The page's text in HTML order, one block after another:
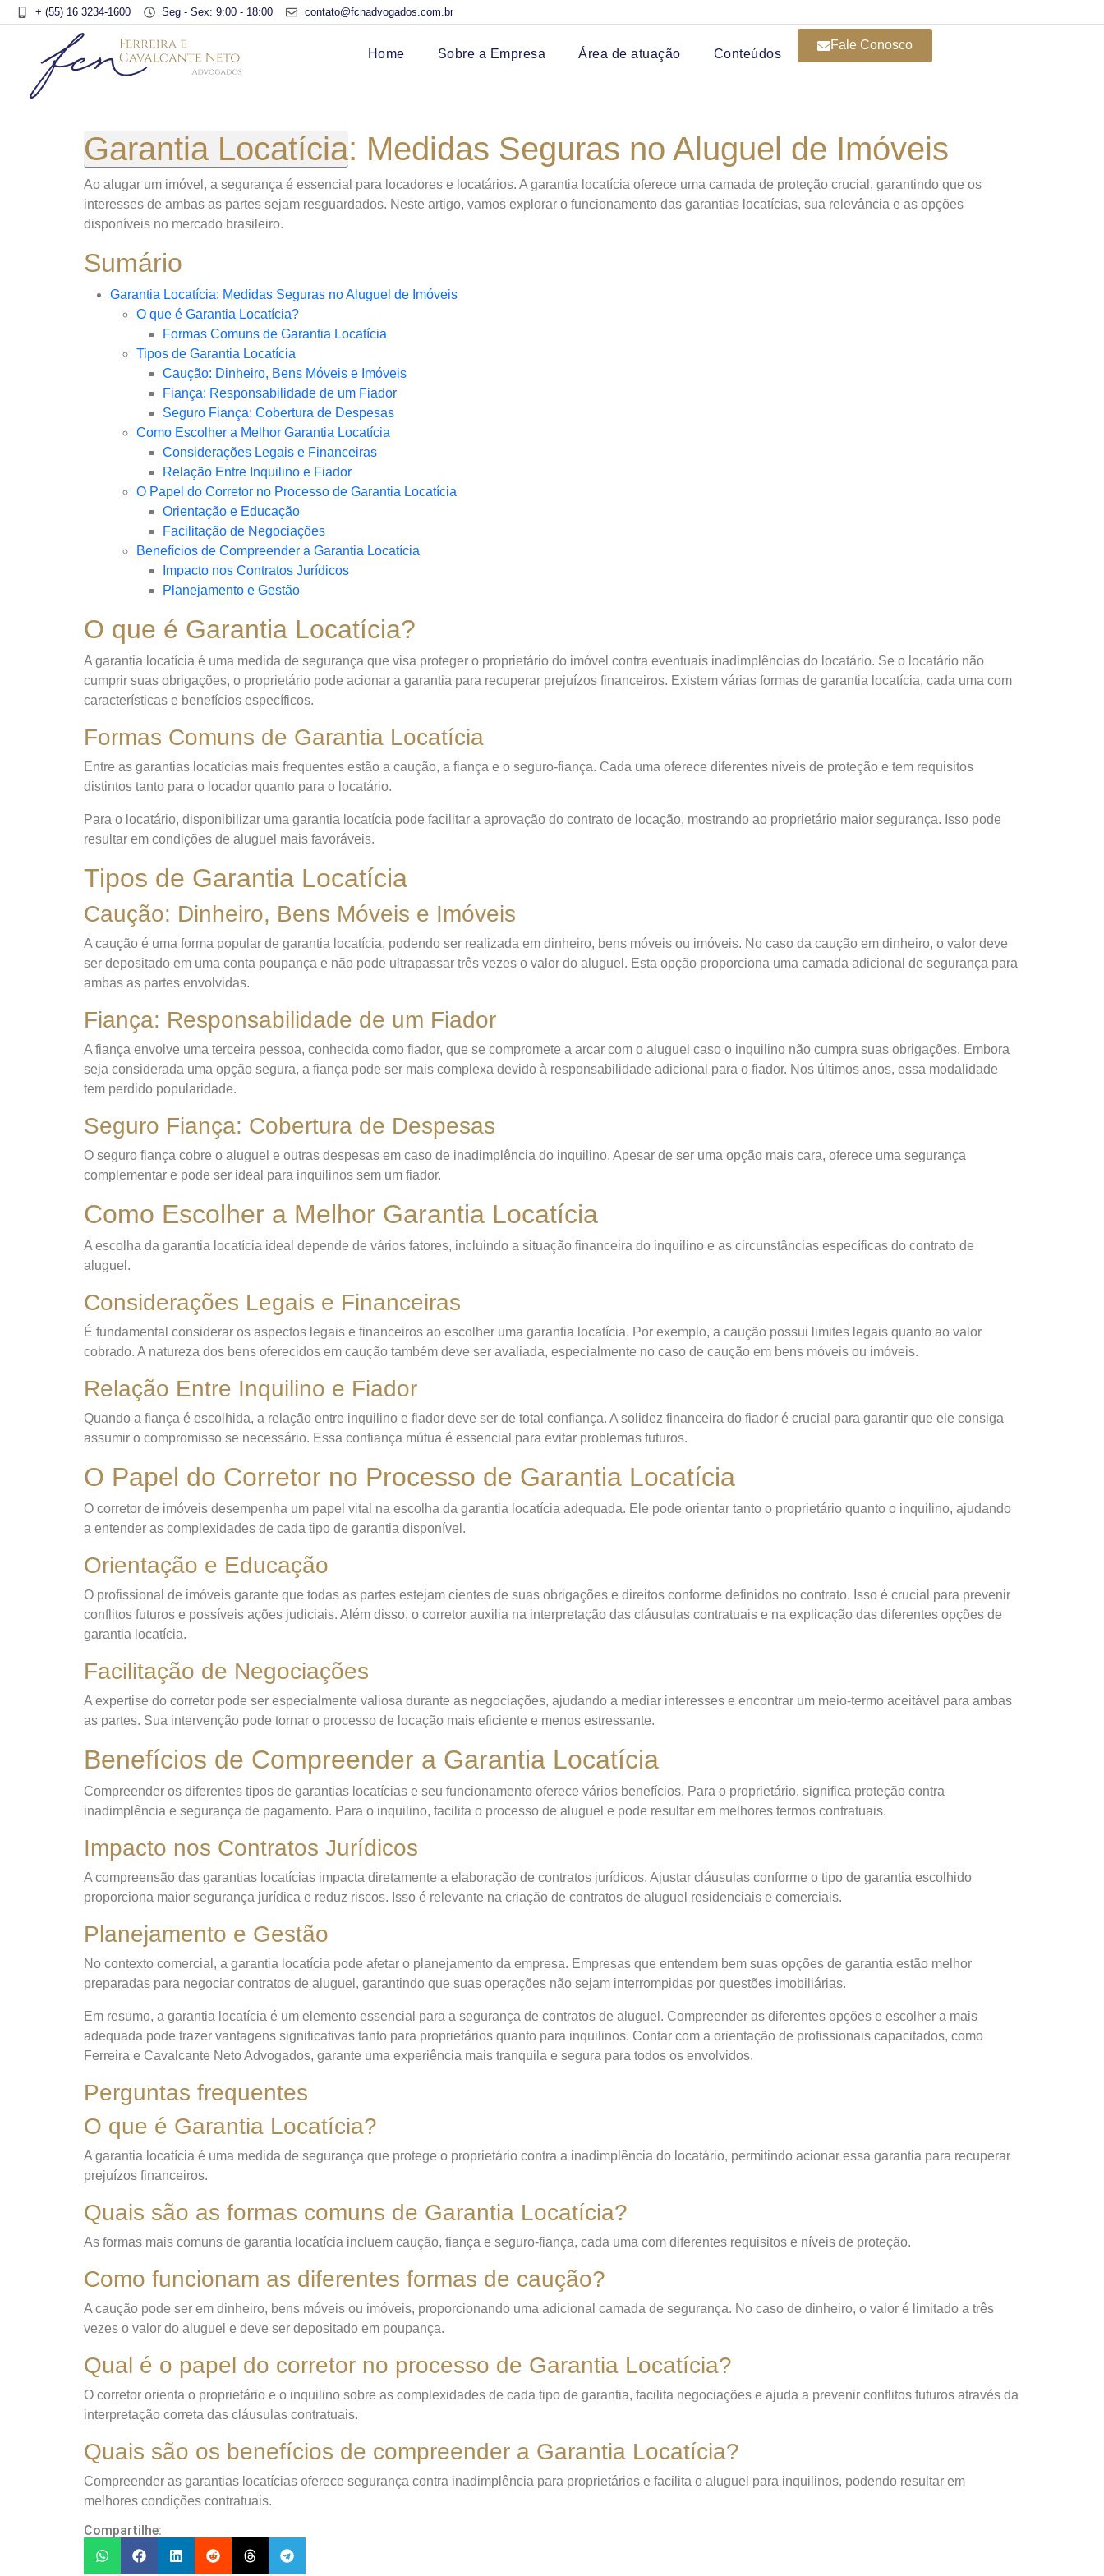
+ (55) 16 3234-1600 Seg - Sex: 9:00 - 18:00 contato@fcnadvogados.com.br
Home Sobre a Empresa Área de atuação Conteúdos
Fale Conosco
Garantia Locatícia: Medidas Seguras no Aluguel de Imóveis
Ao alugar um imóvel, a segurança é essencial para locadores e locatários. A garantia locatícia oferece uma camada de proteção crucial, garantindo que os
interesses de ambas as partes sejam resguardados. Neste artigo, vamos explorar o funcionamento das garantias locatícias, sua relevância e as opções
disponíveis no mercado brasileiro.
Sumário
Garantia Locatícia: Medidas Seguras no Aluguel de Imóveis
O que é Garantia Locatícia?
Formas Comuns de Garantia Locatícia
Tipos de Garantia Locatícia
Caução: Dinheiro, Bens Móveis e Imóveis
Fiança: Responsabilidade de um Fiador
Seguro Fiança: Cobertura de Despesas
Como Escolher a Melhor Garantia Locatícia
Considerações Legais e Financeiras
Relação Entre Inquilino e Fiador
O Papel do Corretor no Processo de Garantia Locatícia
Orientação e Educação
Facilitação de Negociações
Benefícios de Compreender a Garantia Locatícia
Impacto nos Contratos Jurídicos
Planejamento e Gestão
O que é Garantia Locatícia?
A garantia locatícia é uma medida de segurança que visa proteger o proprietário do imóvel contra eventuais inadimplências do locatário. Se o locatário não
cumprir suas obrigações, o proprietário pode acionar a garantia para recuperar prejuízos financeiros. Existem várias formas de garantia locatícia, cada uma com
características e benefícios específicos.
Formas Comuns de Garantia Locatícia
Entre as garantias locatícias mais frequentes estão a caução, a fiança e o seguro-fiança. Cada uma oferece diferentes níveis de proteção e tem requisitos
distintos tanto para o locador quanto para o locatário.
Para o locatário, disponibilizar uma garantia locatícia pode facilitar a aprovação do contrato de locação, mostrando ao proprietário maior segurança. Isso pode
resultar em condições de aluguel mais favoráveis.
Tipos de Garantia Locatícia
Caução: Dinheiro, Bens Móveis e Imóveis
A caução é uma forma popular de garantia locatícia, podendo ser realizada em dinheiro, bens móveis ou imóveis. No caso da caução em dinheiro, o valor deve
ser depositado em uma conta poupança e não pode ultrapassar três vezes o valor do aluguel. Esta opção proporciona uma camada adicional de segurança para
ambas as partes envolvidas.
Fiança: Responsabilidade de um Fiador
A fiança envolve uma terceira pessoa, conhecida como fiador, que se compromete a arcar com o aluguel caso o inquilino não cumpra suas obrigações. Embora
seja considerada uma opção segura, a fiança pode ser mais complexa devido à responsabilidade adicional para o fiador. Nos últimos anos, essa modalidade
tem perdido popularidade.
Seguro Fiança: Cobertura de Despesas
O seguro fiança cobre o aluguel e outras despesas em caso de inadimplência do inquilino. Apesar de ser uma opção mais cara, oferece uma segurança
complementar e pode ser ideal para inquilinos sem um fiador.
Como Escolher a Melhor Garantia Locatícia
A escolha da garantia locatícia ideal depende de vários fatores, incluindo a situação financeira do inquilino e as circunstâncias específicas do contrato de
aluguel.
Considerações Legais e Financeiras
É fundamental considerar os aspectos legais e financeiros ao escolher uma garantia locatícia. Por exemplo, a caução possui limites legais quanto ao valor
cobrado. A natureza dos bens oferecidos em caução também deve ser avaliada, especialmente no caso de caução em bens móveis ou imóveis.
Relação Entre Inquilino e Fiador
Quando a fiança é escolhida, a relação entre inquilino e fiador deve ser de total confiança. A solidez financeira do fiador é crucial para garantir que ele consiga
assumir o compromisso se necessário. Essa confiança mútua é essencial para evitar problemas futuros.
O Papel do Corretor no Processo de Garantia Locatícia
O corretor de imóveis desempenha um papel vital na escolha da garantia locatícia adequada. Ele pode orientar tanto o proprietário quanto o inquilino, ajudando
a entender as complexidades de cada tipo de garantia disponível.
Orientação e Educação
O profissional de imóveis garante que todas as partes estejam cientes de suas obrigações e direitos conforme definidos no contrato. Isso é crucial para prevenir
conflitos futuros e possíveis ações judiciais. Além disso, o corretor auxilia na interpretação das cláusulas contratuais e na explicação das diferentes opções de
garantia locatícia.
Facilitação de Negociações
A expertise do corretor pode ser especialmente valiosa durante as negociações, ajudando a mediar interesses e encontrar um meio-termo aceitável para ambas
as partes. Sua intervenção pode tornar o processo de locação mais eficiente e menos estressante.
Benefícios de Compreender a Garantia Locatícia
Compreender os diferentes tipos de garantias locatícias e seu funcionamento oferece vários benefícios. Para o proprietário, significa proteção contra
inadimplência e segurança de pagamento. Para o inquilino, facilita o processo de aluguel e pode resultar em melhores termos contratuais.
Impacto nos Contratos Jurídicos
A compreensão das garantias locatícias impacta diretamente a elaboração de contratos jurídicos. Ajustar cláusulas conforme o tipo de garantia escolhido
proporciona maior segurança jurídica e reduz riscos. Isso é relevante na criação de contratos de aluguel residenciais e comerciais.
Planejamento e Gestão
No contexto comercial, a garantia locatícia pode afetar o planejamento da empresa. Empresas que entendem bem suas opções de garantia estão melhor
preparadas para negociar contratos de aluguel, garantindo que suas operações não sejam interrompidas por questões imobiliárias.
Em resumo, a garantia locatícia é um elemento essencial para a segurança de contratos de aluguel. Compreender as diferentes opções e escolher a mais
adequada pode trazer vantagens significativas tanto para proprietários quanto para inquilinos. Contar com a orientação de profissionais capacitados, como
Ferreira e Cavalcante Neto Advogados, garante uma experiência mais tranquila e segura para todos os envolvidos.
Perguntas frequentes
O que é Garantia Locatícia?
A garantia locatícia é uma medida de segurança que protege o proprietário contra a inadimplência do locatário, permitindo acionar essa garantia para recuperar
prejuízos financeiros.
Quais são as formas comuns de Garantia Locatícia?
As formas mais comuns de garantia locatícia incluem caução, fiança e seguro-fiança, cada uma com diferentes requisitos e níveis de proteção.
Como funcionam as diferentes formas de caução?
A caução pode ser em dinheiro, bens móveis ou imóveis, proporcionando uma adicional camada de segurança. No caso de dinheiro, o valor é limitado a três
vezes o valor do aluguel e deve ser depositado em poupança.
Qual é o papel do corretor no processo de Garantia Locatícia?
O corretor orienta o proprietário e o inquilino sobre as complexidades de cada tipo de garantia, facilita negociações e ajuda a prevenir conflitos futuros através da
interpretação correta das cláusulas contratuais.
Quais são os benefícios de compreender a Garantia Locatícia?
Compreender as garantias locatícias oferece segurança contra inadimplência para proprietários e facilita o aluguel para inquilinos, podendo resultar em
melhores condições contratuais.
Compartilhe: